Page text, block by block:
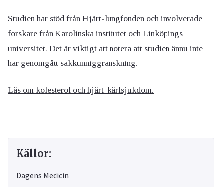
Studien har stöd från Hjärt-lungfonden och involverade
forskare från Karolinska institutet och Linköpings
universitet. Det är viktigt att notera att studien ännu inte
har genomgått sakkunniggranskning.
Läs om kolesterol och hjärt-kärlsjukdom.
Källor:
Dagens Medicin